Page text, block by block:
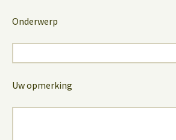
Onderwerp
Uw opmerking